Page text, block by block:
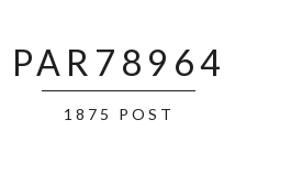
PAR78964
1875 POST